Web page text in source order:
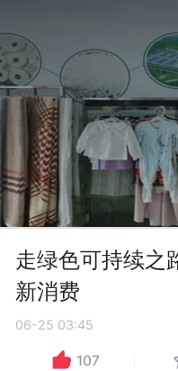
走绿色可持续之
新消费
06-25 03:45
107